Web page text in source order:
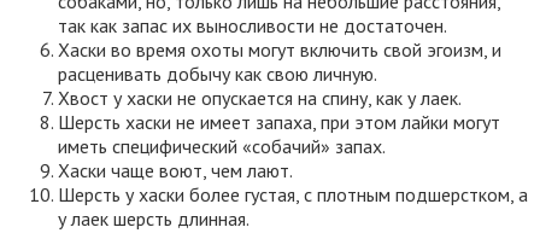
так как запас их выносливости не достаточен.
Хаски во время охоты могут включить свой эгоизм, и
расценивать добычу как свою личную.
Хвост у хаски не опускается на спину, как у лаек.
Шерсть хаски не имеет запаха, при этом лайки могут
иметь специфический «собачий» запах.
Хаски чаще воют, чем лают.
Шерсть у хаски более густая, с плотным подшерстком, а
у лаек шерсть длинная.